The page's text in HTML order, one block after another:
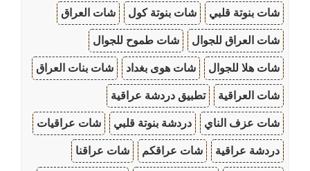
شات بنوتة قلبي شات بنوتة كول شات العراق
شات العراق للجوال شات طموح للجوال
شات هلا للجوال شات هوى بغداد شات بنات العراق
شات العراقية تطبيق دردشة عراقية
شات عزف الناي دردشة بنوتة قلبي شات عراقيات
دردشة عراقية شات عراقكم شات عراقنا